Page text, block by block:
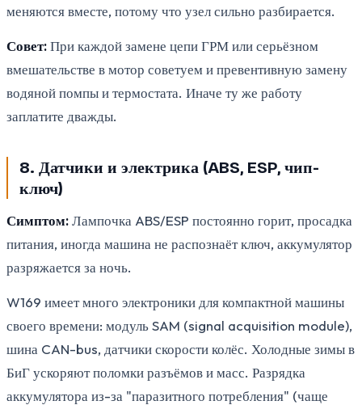
меняются вместе, потому что узел сильно разбирается.
Совет:При каждой замене цепи ГРМ или серьёзном
вмешательстве в мотор советуем и превентивную замену
водяной помпы и термостата. Иначе ту же работу
заплатите дважды.
8. Датчики и электрика (ABS, ESP, чип-
ключ)
Симптом:Лампочка ABS/ESP постоянно горит, просадка
питания, иногда машина не распознаёт ключ, аккумулятор
разряжается за ночь.
W169 имеет много электроники для компактной машины
своего времени: модуль SAM (signal acquisition module),
шина CAN-bus, датчики скорости колёс. Холодные зимы в
БиГ ускоряют поломки разъёмов и масс. Разрядка
аккумулятора из-за "паразитного потребления" (чаще